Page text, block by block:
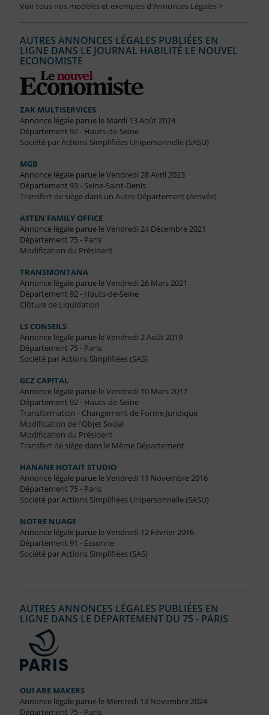
Voir tous nos modèles et exemples d'Annonces Légales >
AUTRES ANNONCES LÉGALES PUBLIÉES EN
LIGNE DANS LE JOURNAL HABILITÉ LE NOUVEL
ECONOMISTE
ZAK MULTISERVICES
Annonce légale parue le Mardi 13 Août 2024
Département 92 - Hauts-de-Seine
Société par Actions Simplifiées Unipersonnelle (SASU)
MGB
Annonce légale parue le Vendredi 28 Avril 2023
Département 93 - Seine-Saint-Denis
Transfert de siège dans un Autre Département (Arrivée)
ASTEN FAMILY OFFICE
Annonce légale parue le Vendredi 24 Décembre 2021
Département 75 - Paris
Modification du Président
TRANSMONTANA
Annonce légale parue le Vendredi 26 Mars 2021
Département 92 - Hauts-de-Seine
Clôture de Liquidation
LS CONSEILS
Annonce légale parue le Vendredi 2 Août 2019
Département 75 - Paris
Société par Actions Simplifiées (SAS)
GCZ CAPITAL
Annonce légale parue le Vendredi 10 Mars 2017
Département 92 - Hauts-de-Seine
Transformation - Changement de Forme Juridique
Modification de l'Objet Social
Modification du Président
Transfert de siège dans le Même Département
HANANE HOTAIT STUDIO
Annonce légale parue le Vendredi 11 Novembre 2016
Département 75 - Paris
Société par Actions Simplifiées Unipersonnelle (SASU)
NOTRE NUAGE
Annonce légale parue le Vendredi 12 Février 2016
Département 91 - Essonne
Société par Actions Simplifiées (SAS)
AUTRES ANNONCES LÉGALES PUBLIÉES EN
LIGNE DANS LE DÉPARTEMENT DU 75 - PARIS
OUI ARE MAKERS
Annonce légale parue le Mercredi 13 Novembre 2024
Département 75 - Paris